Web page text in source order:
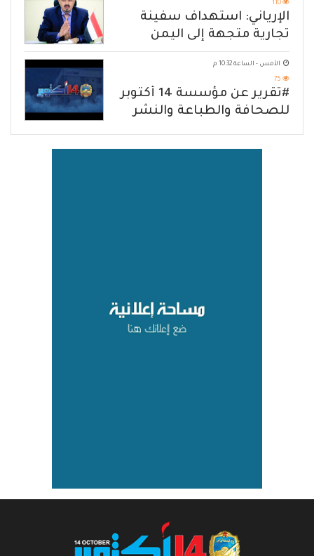
110
الإرياني: استهداف سفينة
تجارية متجهة إلى اليمن
يكشف حصار الحوثي للشعب
الأمس - الساعة 10:32 م
75
#تقرير عن مؤسسة 14 أكتوبر
للصحافة والطباعة والنشر